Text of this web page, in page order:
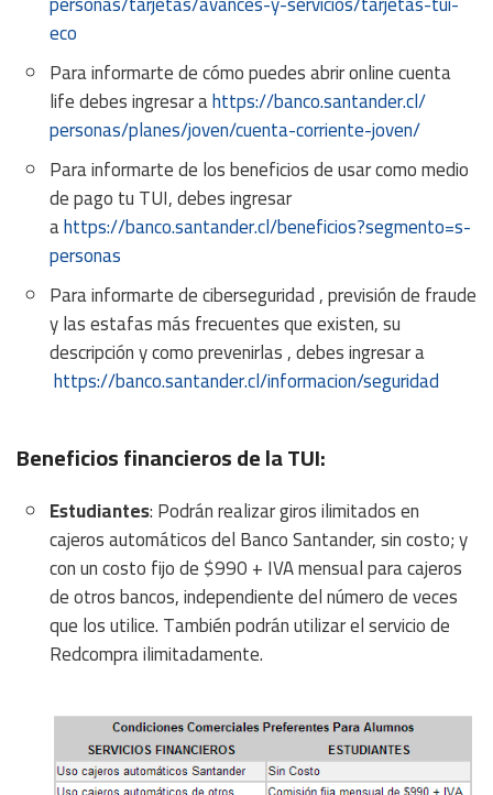
eco
Para informarte de cómo puedes abrir online cuenta
life debes ingresar ahttps://banco.santander.cl/
personas/planes/joven/cuenta-corriente-joven/
Para informarte de los beneficios de usar como medio
de pago tu TUI, debes ingresar
ahttps://banco.santander.cl/beneficios?segmento=s-
personas
Para informarte de ciberseguridad , previsión de fraude
y las estafas más frecuentes que existen, su
descripción y como prevenirlas , debes ingresar a
https://banco.santander.cl/informacion/seguridad
Beneficios financieros de la TUI:
Estudiantes: Podrán realizar giros ilimitados en
cajeros automáticos del Banco Santander, sin costo; y
con un costo fijo de $990 + IVA mensual para cajeros
de otros bancos, independiente del número de veces
que los utilice. También podrán utilizar el servicio de
Redcompra ilimitadamente.